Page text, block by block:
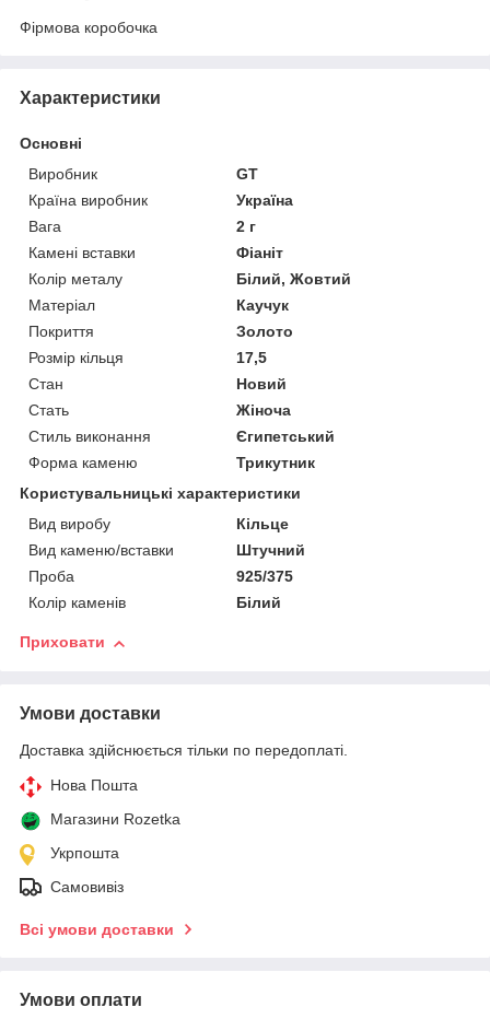
Фірмова коробочка
Характеристики
Основні
Виробник
GT
Країна виробник
Україна
Вага
2 г
Камені вставки
Фіаніт
Колір металу
Білий, Жовтий
Матеріал
Каучук
Покриття
Золото
Розмір кільця
17,5
Стан
Новий
Стать
Жіноча
Стиль виконання
Єгипетський
Форма каменю
Трикутник
Користувальницькі характеристики
Вид виробу
Кільце
Вид каменю/вставки
Штучний
Проба
925/375
Колір каменів
Білий
Приховати
Умови доставки
Доставка здійснюється тільки по передоплаті.
Нова Пошта
Магазини Rozetka
Укрпошта
Самовивіз
Всі умови доставки
Умови оплати